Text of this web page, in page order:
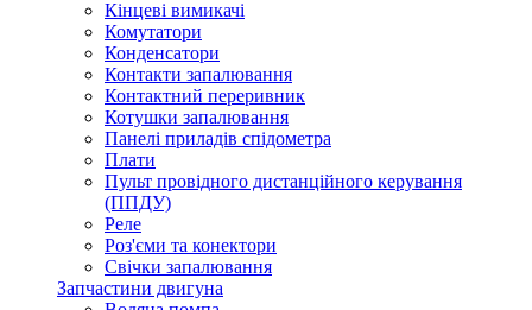
Кінцеві вимикачі
Комутатори
Конденсатори
Контакти запалювання
Контактний переривник
Котушки запалювання
Панелі приладів спідометра
Плати
Пульт провідного дистанційного керування
(ППДУ)
Реле
Роз'єми та конектори
Свічки запалювання
Запчастини двигуна